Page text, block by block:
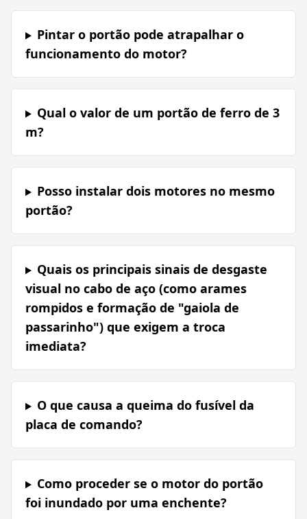
Pintar o portão pode atrapalhar o
funcionamento do motor?
Qual o valor de um portão de ferro de 3
m?
Posso instalar dois motores no mesmo
portão?
Quais os principais sinais de desgaste
visual no cabo de aço (como arames
rompidos e formação de "gaiola de
passarinho") que exigem a troca
imediata?
O que causa a queima do fusível da
placa de comando?
Como proceder se o motor do portão
foi inundado por uma enchente?